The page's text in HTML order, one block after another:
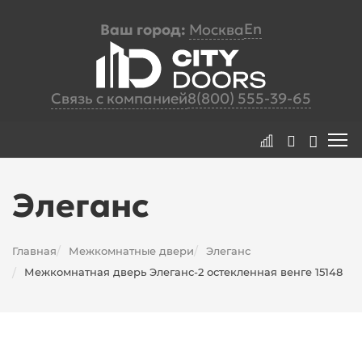
Ваш город: МоскваEn
Связь с компанией8(800) 555-39-65
Элеганс
Главная/ Межкомнатные двери/ Элеганс
/ Межкомнатная дверь Элеганс-2 остекленная венге 15148